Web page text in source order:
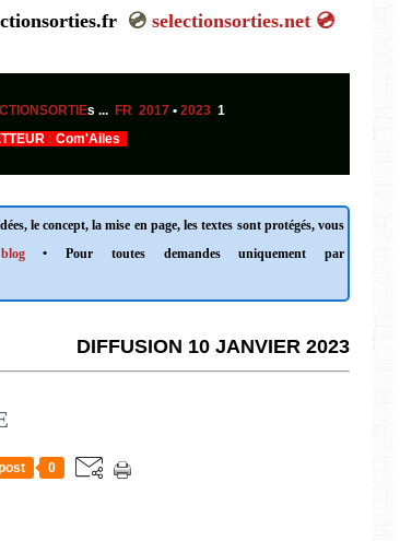
💿selectionsorties.net💿
s ... FR 2017 • 2023 1
: Com'Ailes
le concept, la mise en page, les textes sont protégés, vous
• Pour toutes demandes uniquement par
DIFFUSION 10 JANVIER 2023
0